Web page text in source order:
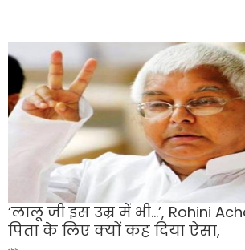
‘लालू जी इस उम्र में भी…’, Rohini
पिता के लिए क्यों कह दिया ऐसा,